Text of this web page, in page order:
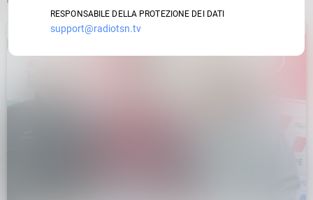
insert_link
RESPONSABILE DELLA PROTEZIONE DEI DATI
support@radiotsn.tv